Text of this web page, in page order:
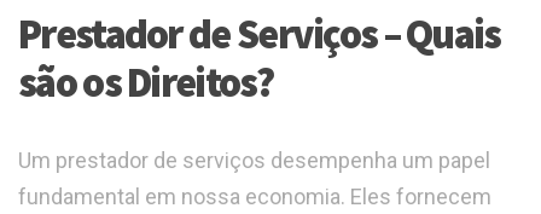
Prestador de Serviços – Quais
são os Direitos?
Um prestador de serviços desempenha um papel
fundamental em nossa economia. Eles fornecem